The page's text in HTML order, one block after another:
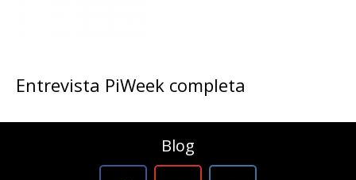
Entrevista PiWeek completa
Blog